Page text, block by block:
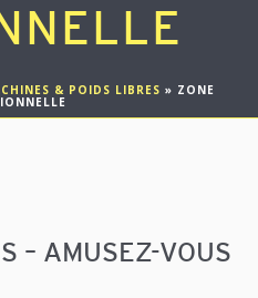
& POIDS LIBRES » ZONE
– AMUSEZ-VOUS